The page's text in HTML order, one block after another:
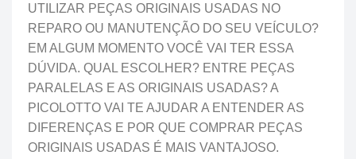
UTILIZAR PEÇAS ORIGINAIS USADAS NO
REPARO OU MANUTENÇÃO DO SEU VEÍCULO?
EM ALGUM MOMENTO VOCÊ VAI TER ESSA
DÚVIDA. QUAL ESCOLHER? ENTRE PEÇAS
PARALELAS E AS ORIGINAIS USADAS? A
PICOLOTTO VAI TE AJUDAR A ENTENDER AS
DIFERENÇAS E POR QUE COMPRAR PEÇAS
ORIGINAIS USADAS É MAIS VANTAJOSO.